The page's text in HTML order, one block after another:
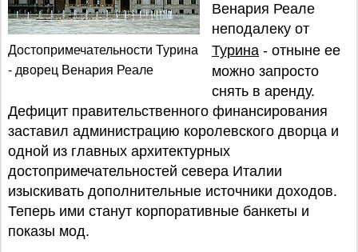
Достопримечательности Турина
- дворец Венария Реале
Венария Реале
неподалеку от
Турина - отныне ее
можно запросто
снять в аренду.
Дефицит правительственного финансирования
заставил администрацию королевского дворца и
одной из главных архитектурных
достопримечательностей севера Италии
изыскивать дополнительные источники доходов.
Теперь ими станут корпоративные банкеты и
показы мод.